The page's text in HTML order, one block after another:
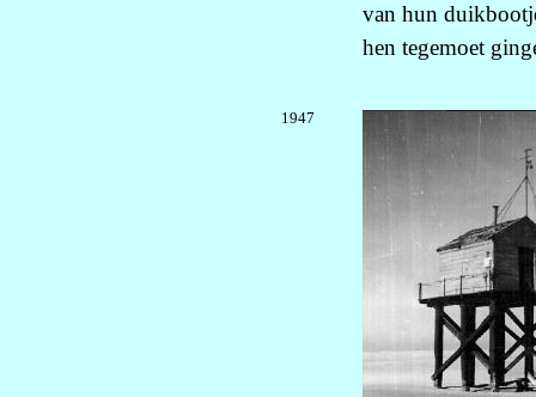
van hun
hen tegemoet
1947